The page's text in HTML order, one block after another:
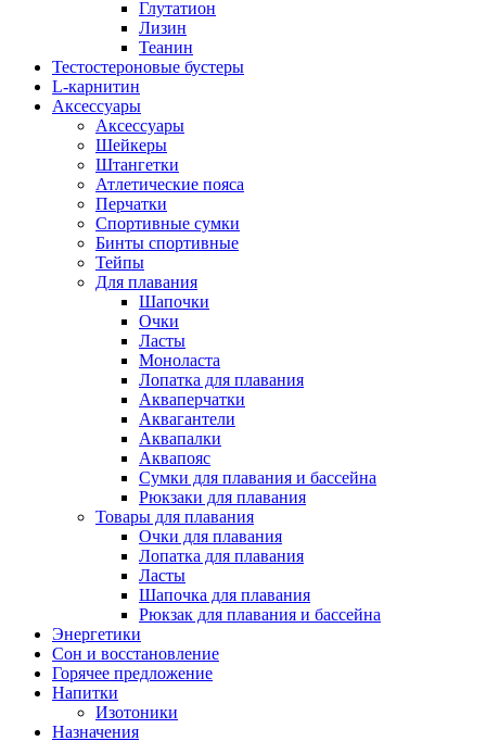
Глутатион
Лизин
Теанин
Тестостероновые бустеры
L-карнитин
Аксессуары
Аксессуары
Шейкеры
Штангетки
Атлетические пояса
Перчатки
Спортивные сумки
Бинты спортивные
Тейпы
Для плавания
Шапочки
Очки
Ласты
Моноласта
Лопатка для плавания
Акваперчатки
Аквагантели
Аквапалки
Аквапояс
Сумки для плавания и бассейна
Рюкзаки для плавания
Товары для плавания
Очки для плавания
Лопатка для плавания
Ласты
Шапочка для плавания
Рюкзак для плавания и бассейна
Энергетики
Сон и восстановление
Горячее предложение
Напитки
Изотоники
Назначения